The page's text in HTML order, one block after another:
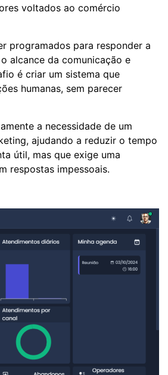
voltados ao comércio
programados para responder a
alcance da comunicação e
é criar um sistema que
humanas, sem parecer
a necessidade de um
ajudando a reduzir o tempo
útil, mas que exige uma
respostas impessoais.